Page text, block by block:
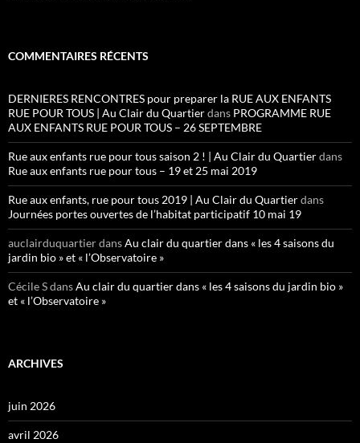
COMMENTAIRES RÉCENTS
DERNIERES RENCONTRES pour preparer la RUE AUX ENFANTS
RUE POUR TOUS | Au Clair du Quartierdans PROGRAMME RUE
AUX ENFANTS RUE POUR TOUS – 26 SEPTEMBRE
Rue aux enfants rue pour tous saison 2 ! | Au Clair du Quartierdans
Rue aux enfants rue pour tous – 19 et 25 mai 2019
Rue aux enfants, rue pour tous 2019 | Au Clair du Quartierdans
Journées portes ouvertes de l’habitat participatif 10 mai 19
auclairduquartierdansAu clair du quartier dans « les 4 saisons du
jardin bio » et « l’Observatoire »
Cécile SdansAu clair du quartier dans « les 4 saisons du jardin bio »
et « l’Observatoire »
ARCHIVES
juin 2026
avril 2026